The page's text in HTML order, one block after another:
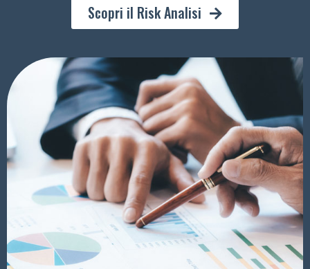
Scopri il Risk Analisi